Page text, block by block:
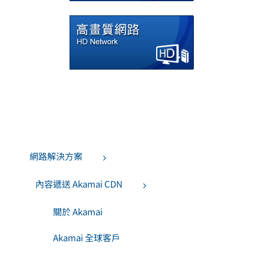
網路解決方案
內容遞送 Akamai CDN
關於 Akamai
Akamai 全球客戶